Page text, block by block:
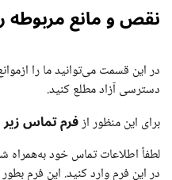
نقص و مانع مربوطه
در این قسمت می‌توانید ما را
دسترسی آزاد مطلع کنید.
برای این منظور ازفرم تماس زیر
لطفاً اطلاعات تماس خود به‌همراه
در این فرم وارد کنید. این فرم